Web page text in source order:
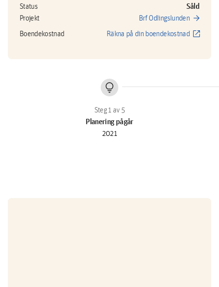
Status Såld
Projekt Brf Odlingslunden arrow_forward
Boendekostnad Räkna på din boendekostnad open_in_new
lightbulb
Planering pågår
2021